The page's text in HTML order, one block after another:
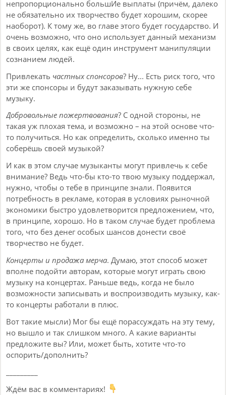
непропорционально большИе выплаты (причём, далеко
не обязательно их творчество будет хорошим, скорее
наоборот). К тому же, во главе этого будет государство. И
очень возможно, что оно использует данный механизм
в своих целях, как ещё один инструмент манипуляции
сознанием людей.
Привлекать частных спонсоров? Ну... Есть риск того, что
эти же спонсоры и будут заказывать нужную себе
музыку.
Добровольные пожертвования? С одной стороны, не
такая уж плохая тема, и возможно – на этой основе что-
то получиться. Но как определить, сколько именно ты
соберёшь своей музыкой?
И как в этом случае музыканты могут привлечь к себе
внимание? Ведь что-бы кто-то твою музыку поддержал,
нужно, чтобы о тебе в принципе знали. Появится
потребность в рекламе, которая в условиях рыночной
экономики быстро удовлетворится предложением, что,
в принципе, хорошо. Но в таком случае будет проблема
того, что без денег особых шансов донести своё
творчество не будет.
Концерты и продажа мерча. Думаю, этот способ может
вполне подойти авторам, которые могут играть свою
музыку на концертах. Раньше ведь, когда не было
возможности записывать и воспроизводить музыку, как-
то концерты работали в плюс.
Вот такие мысли) Мог бы ещё порассуждать на эту тему,
но вышло и так слишком много. А какие варианты
предложите вы? Или, может быть, хотите что-то
оспорить/дополнить?
Ждём вас в комментариях!